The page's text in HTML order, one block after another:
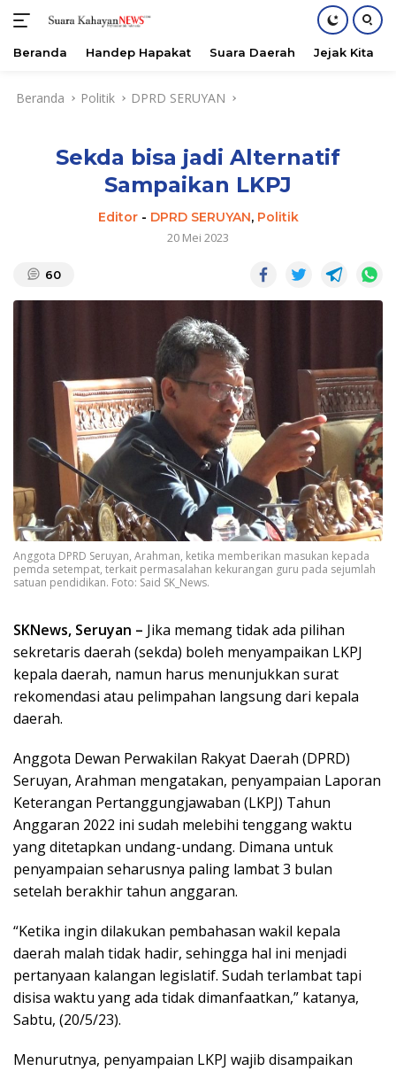
Beranda Handep Hapakat Suara Daerah Jejak Kita
Beranda Politik DPRD SERUYAN
Sekda bisa jadi Alternatif
Sampaikan LKPJ
Editor- DPRD SERUYAN, Politik
20 Mei 2023
60
Anggota DPRD Seruyan, Arahman, ketika memberikan masukan kepada
pemda setempat, terkait permasalahan kekurangan guru pada sejumlah
satuan pendidikan. Foto: Said SK_News.
SKNews, Seruyan – Jika memang tidak ada pilihan
sekretaris daerah (sekda) boleh menyampaikan LKPJ
kepala daerah, namun harus menunjukkan surat
rekomendasi atau pelimpahan langsung dari kepala
daerah.
Anggota Dewan Perwakilan Rakyat Daerah (DPRD)
Seruyan, Arahman mengatakan, penyampaian Laporan
Keterangan Pertanggungjawaban (LKPJ) Tahun
Anggaran 2022 ini sudah melebihi tenggang waktu
yang ditetapkan undang-undang. Dimana untuk
penyampaian seharusnya paling lambat 3 bulan
setelah berakhir tahun anggaran.
“Ketika ingin dilakukan pembahasan wakil kepala
daerah malah tidak hadir, sehingga hal ini menjadi
pertanyaan kalangan legislatif. Sudah terlambat tapi
disisa waktu yang ada tidak dimanfaatkan,” katanya,
Sabtu, (20/5/23).
Menurutnya, penyampaian LKPJ wajib disampaikan